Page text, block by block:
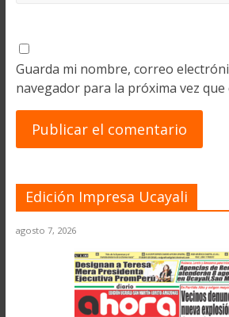
Guarda mi nombre, correo
navegador para la próxima vez que
Edición Impresa Ucayali
agosto 7, 2026